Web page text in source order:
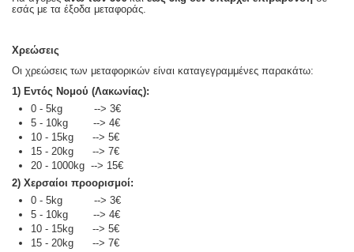
εσάς με τα έξοδα μεταφοράς.
Χρεώσεις
Οι χρεώσεις των μεταφορικών είναι καταγεγραμμένες παρακάτω:
1) Εντός Νομού (Λακωνίας):
0 - 5kg --> 3€
5 - 10kg --> 4€
10 - 15kg --> 5€
15 - 20kg --> 7€
20 - 1000kg --> 15€
2) Χερσαίοι προορισμοί:
0 - 5kg --> 3€
5 - 10kg --> 4€
10 - 15kg --> 5€
15 - 20kg --> 7€